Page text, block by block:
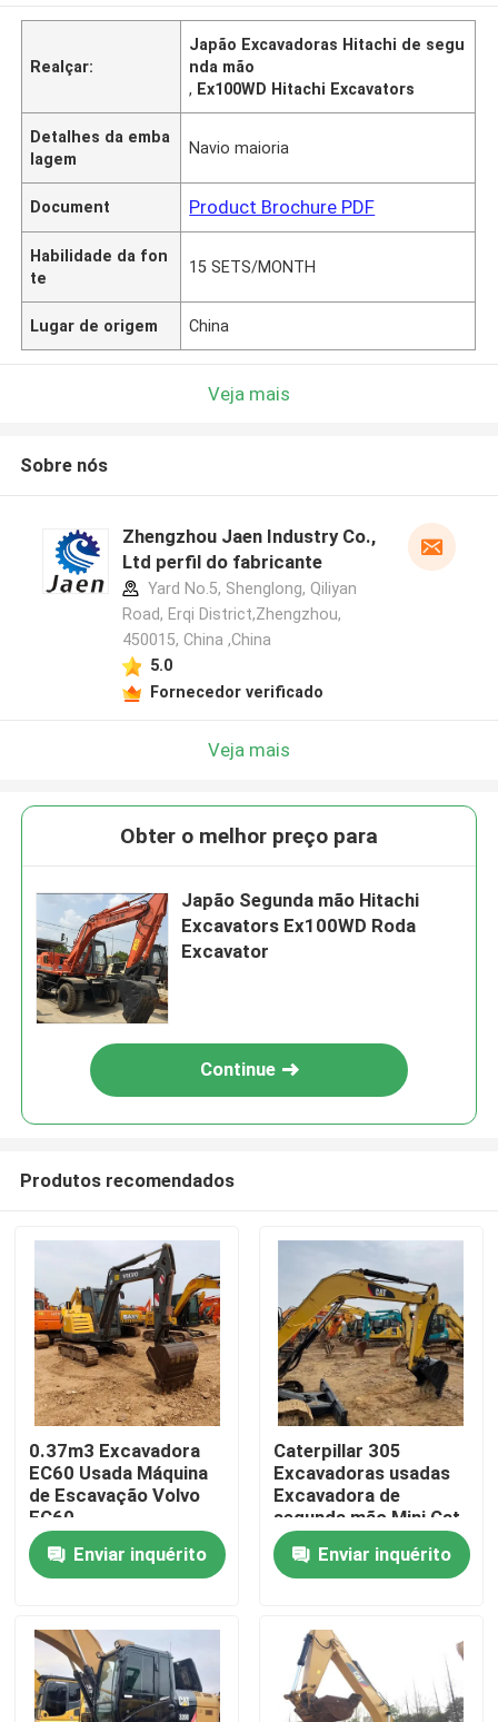
Casa
Produtos
Vídeos
Realçar:
Japão Excavadoras Hitachi de segu
nda mão
, Ex100WD Hitachi Excavators
Detalhes da emba
lagem
Navio maioria
Document Product Brochure PDF
Habilidade da fon
te
15 SETS/MONTH
Lugar de origem China
Veja mais
Sobre nós
Zhengzhou Jaen Industry Co.,
Ltd perfil do fabricante
Yard No.5, Shenglong, Qiliyan
Road, Erqi District,Zhengzhou,
450015, China ,China
5.0
Fornecedor verificado
Veja mais
Obter o melhor preço para
Japão Segunda mão Hitachi
Excavators Ex100WD Roda
Excavator
Continue
Produtos recomendados
0.37m3 Excavadora
EC60 Usada Máquina
de Escavação Volvo
EC60
Enviar inquérito
Caterpillar 305
Excavadoras usadas
Excavadora de
segunda mão Mini Cat
305
Enviar inquérito